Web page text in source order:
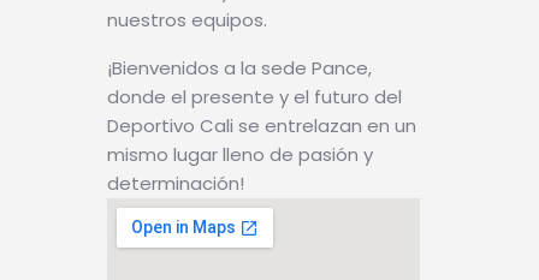
nuestros equipos.
¡Bienvenidos a la sede Pance,
donde el presente y el futuro del
Deportivo Cali se entrelazan en un
mismo lugar lleno de pasión y
determinación!